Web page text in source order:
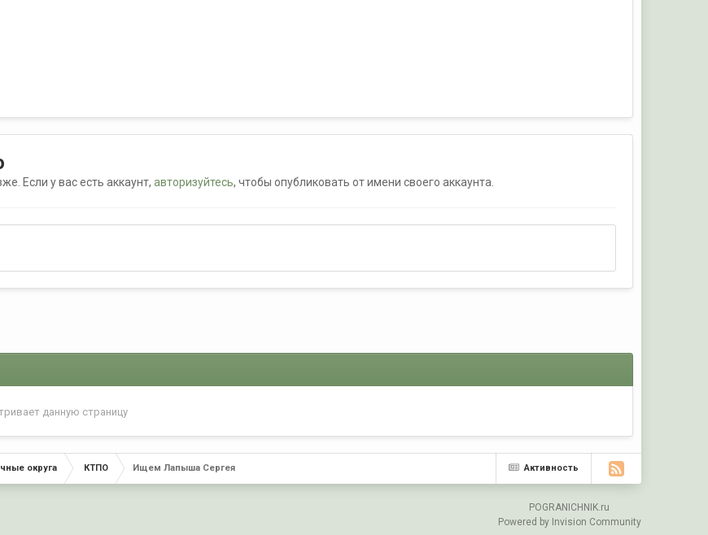
Если у вас есть аккаунт,авторизуйтесь, чтобы опубликовать от имени своего аккаунта.
данную страницу
Активность
округа КТПО Ищем Лапыша Сергея
POGRANICHNIK.ru
Powered by Invision Community